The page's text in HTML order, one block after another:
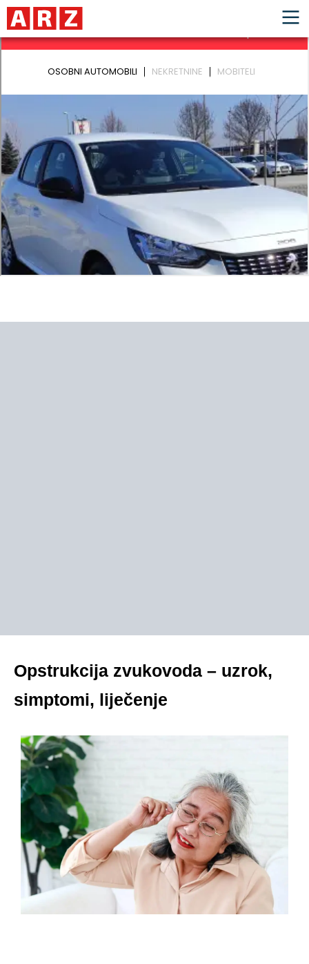
Opstrukcija zvukovoda – uzrok,
simptomi, liječenje